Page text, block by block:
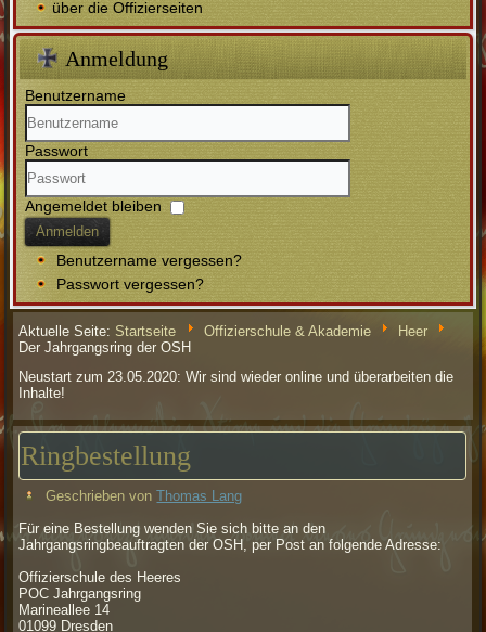
über die Offizierseiten
Anmeldung
Benutzername
Passwort
Angemeldet bleiben
Anmelden
Benutzername vergessen?
Passwort vergessen?
Aktuelle Seite: Startseite Offizierschule & Akademie
Heer
Der Jahrgangsring der OSH
Neustart zum 23.05.2020: Wir sind wieder online und überarbeiten die
Inhalte!
Ringbestellung
Geschrieben vonThomas Lang
Für eine Bestellung wenden Sie sich bitte an den
Jahrgangsringbeauftragten der OSH, per Post an folgende Adresse:
Offizierschule des Heeres
POC Jahrgangsring
Marineallee 14
01099 Dresden